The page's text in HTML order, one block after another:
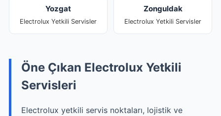
Yozgat
Electrolux Yetkili Servisler
Zonguldak
Electrolux Yetkili Servisler
Öne Çıkan Electrolux Yetkili
Servisleri
Electrolux yetkili servis noktaları, lojistik ve